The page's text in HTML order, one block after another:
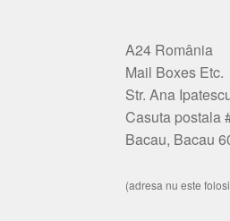
A24 România
Mail Boxes Etc.
Str. Ana
Casuta postala
Bacau, Bacau
(adresa nu este